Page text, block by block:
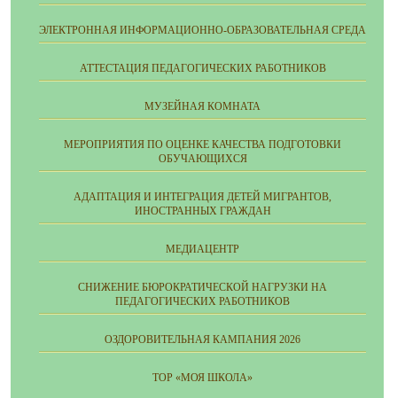
ЭЛЕКТРОННАЯ ИНФОРМАЦИОННО-ОБРАЗОВАТЕЛЬНАЯ СРЕДА
АТТЕСТАЦИЯ ПЕДАГОГИЧЕСКИХ РАБОТНИКОВ
МУЗЕЙНАЯ КОМНАТА
МЕРОПРИЯТИЯ ПО ОЦЕНКЕ КАЧЕСТВА ПОДГОТОВКИ
ОБУЧАЮЩИХСЯ
АДАПТАЦИЯ И ИНТЕГРАЦИЯ ДЕТЕЙ МИГРАНТОВ,
ИНОСТРАННЫХ ГРАЖДАН
МЕДИАЦЕНТР
СНИЖЕНИЕ БЮРОКРАТИЧЕСКОЙ НАГРУЗКИ НА
ПЕДАГОГИЧЕСКИХ РАБОТНИКОВ
ОЗДОРОВИТЕЛЬНАЯ КАМПАНИЯ 2026
ТОР «МОЯ ШКОЛА»